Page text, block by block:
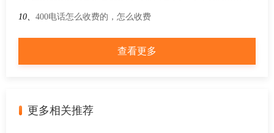
台前，物流企业已申报缴纳的城镇土地使用税能否申请退还？
10、 400电话怎么收费的，怎么收费
查看更多
更多相关推荐